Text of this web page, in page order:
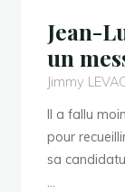
Jean-
un
Jimmy
Il a fallu
pour
sa
…